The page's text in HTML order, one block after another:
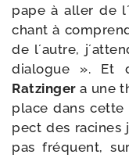
pape à aller de
chant à
de l´autre,
dia­logue ». Et
Ratzinger a une
place dans
pect des racines
pas fré­quent,